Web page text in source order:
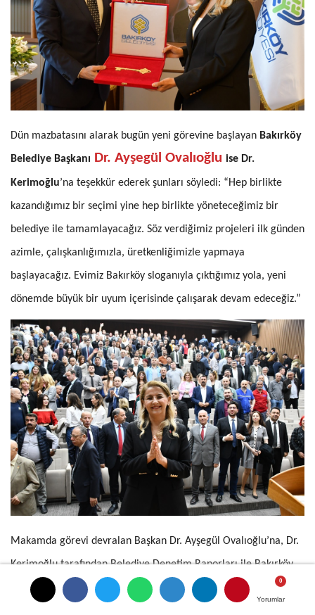
Yorumlar
Yorumlar
Dün mazbatasını alarak bugün yeni görevine başlayan Bakırköy
Belediye Başkanı Dr. Ayşegül Ovalıoğlu ise Dr.
Kerimoğlu’na teşekkür ederek şunları söyledi: “Hep birlikte
kazandığımız bir seçimi yine hep birlikte yöneteceğimiz bir
belediye ile tamamlayacağız. Söz verdiğimiz projeleri ilk günden
azimle, çalışkanlığımızla, üretkenliğimizle yapmaya
başlayacağız. Evimiz Bakırköy sloganıyla çıktığımız yola, yeni
dönemde büyük bir uyum içerisinde çalışarak devam edeceğiz.”
Makamda görevi devralan Başkan Dr. Ayşegül Ovalıoğlu’na, Dr.
Kerimoğlu tarafından Belediye Denetim Raporları ile Bakırköy
Belediyesi’nin sembolik anahtarı teslim edildi.